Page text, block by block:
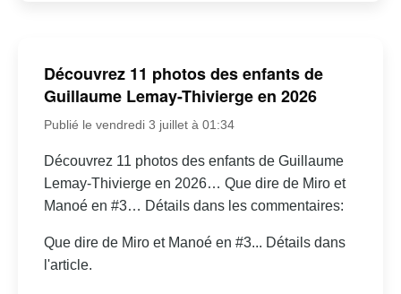
Découvrez 11 photos des enfants de
Guillaume Lemay-Thivierge en 2026
Publié le vendredi 3 juillet à 01:34
Découvrez 11 photos des enfants de Guillaume
Lemay-Thivierge en 2026… Que dire de Miro et
Manoé en #3… Détails dans les commentaires:
Que dire de Miro et Manoé en #3... Détails dans
l'article.